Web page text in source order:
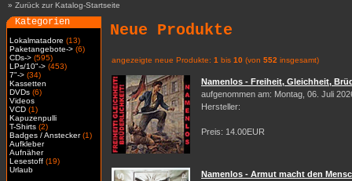
» Zurück zur Katalog-Startseite
Kategorien
Lokalmatadore (13)
Paketangebote-> (6)
CDs-> (595)
LPs/10"-> (453)
7"-> (34)
Kassetten
DVDs (6)
Videos
VCD (1)
Kapuzenpulli
T-Shirts (2)
Badges / Anstecker(1)
Aufkleber
Aufnäher
Lesestoff (19)
Urlaub
Neue Produkte
angezeigte neue Produkte: 1 bis 10 (von 552 insgesamt)
Namenlos - Freiheit, Gleichheit,
aufgenommen am: Montag, 06. Juli
Hersteller:
Preis: 14.00EUR
Namenlos - Armut macht den